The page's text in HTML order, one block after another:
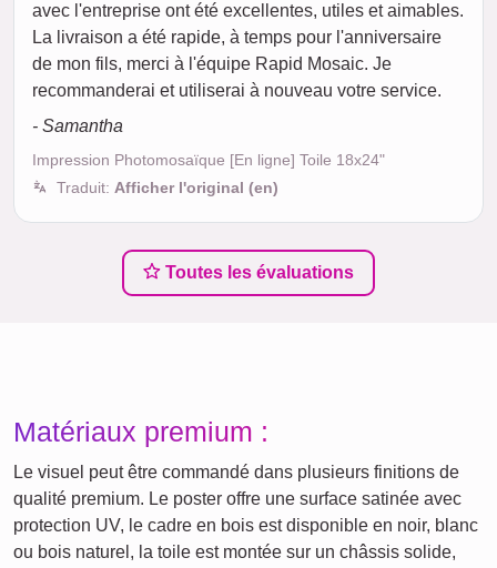
avec l'entreprise ont été excellentes, utiles et aimables.
La livraison a été rapide, à temps pour l'anniversaire
de mon fils, merci à l'équipe Rapid Mosaic. Je
recommanderai et utiliserai à nouveau votre service.
- Samantha
Impression Photomosaïque [En ligne] Toile 18x24"
Traduit: Afficher l'original (en)
Toutes les évaluations
Matériaux premium :
Le visuel peut être commandé dans plusieurs finitions de
qualité premium. Le poster offre une surface satinée avec
protection UV, le cadre en bois est disponible en noir, blanc
ou bois naturel, la toile est montée sur un châssis solide,